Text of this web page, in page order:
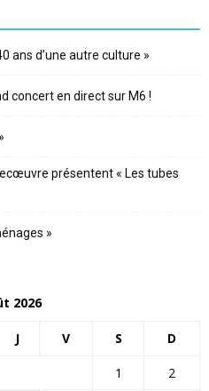
ans d’une autre culture »
concert en direct sur M6 !
présentent « Les tubes
»
2026
J V S D
1
2